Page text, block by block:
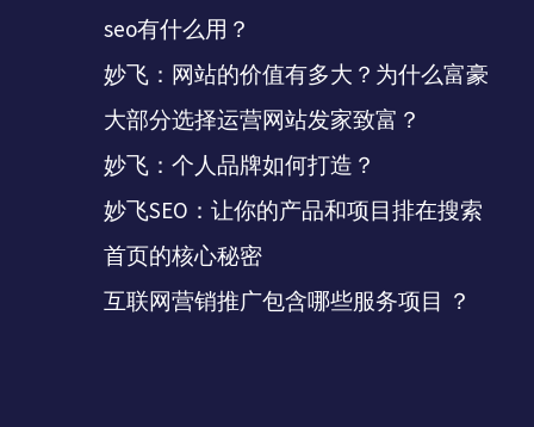
seo有什么用？
妙飞：网站的价值有多大？为什么富豪
大部分选择运营网站发家致富？
妙飞：个人品牌如何打造？
妙飞SEO：让你的产品和项目排在搜索
首页的核心秘密
互联网营销推广包含哪些服务项目 ？